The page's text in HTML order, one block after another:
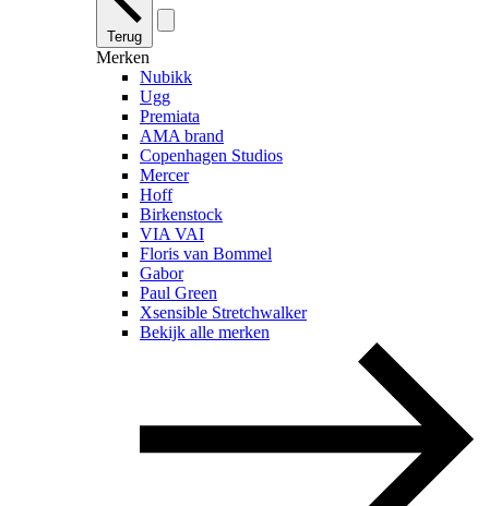
Terug
Merken
Nubikk
Ugg
Premiata
AMA brand
Copenhagen Studios
Mercer
Hoff
Birkenstock
VIA VAI
Floris van Bommel
Gabor
Paul Green
Xsensible Stretchwalker
Bekijk alle merken